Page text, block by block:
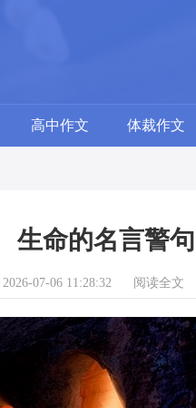
高中作文 体裁作文
生命的名言警句
07-06 11:28:32 阅读全文